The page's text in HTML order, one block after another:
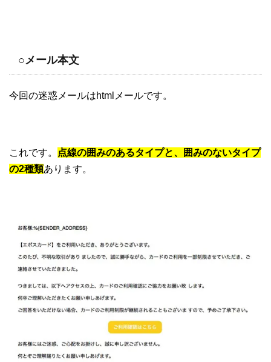
○メール本文
今回の迷惑メールはhtmlメールです。
これです。
点線の囲みのあるタイプと、囲みのないタイプ
の2種類あります。